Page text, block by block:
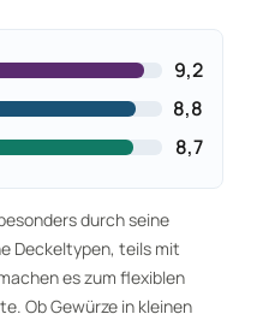
9,2
8,8
8,7
durch seine
Deckeltypen, teils mit
es zum flexiblen
Ob Gewürze in kleinen